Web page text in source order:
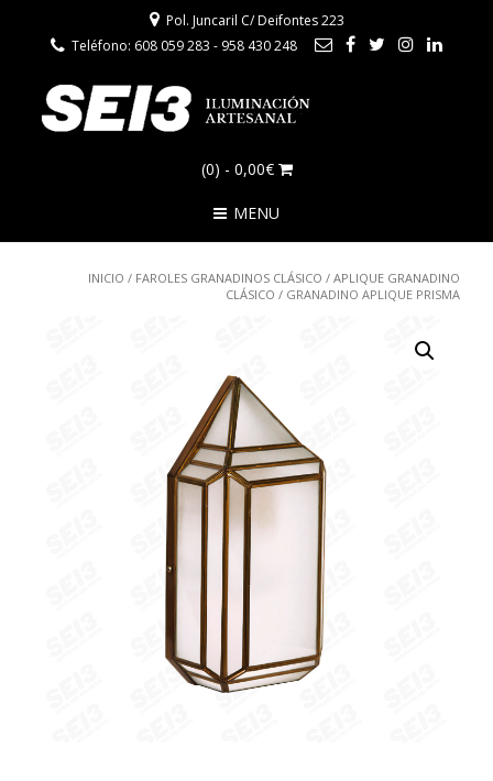
Pol. Juncaril C/ Deifontes 223
Teléfono: 608 059 283 - 958 430 248
(0) - 0,00€
MENU
INICIO / FAROLES GRANADINOS CLÁSICO / APLIQUE GRANADINO
CLÁSICO / GRANADINO APLIQUE PRISMA